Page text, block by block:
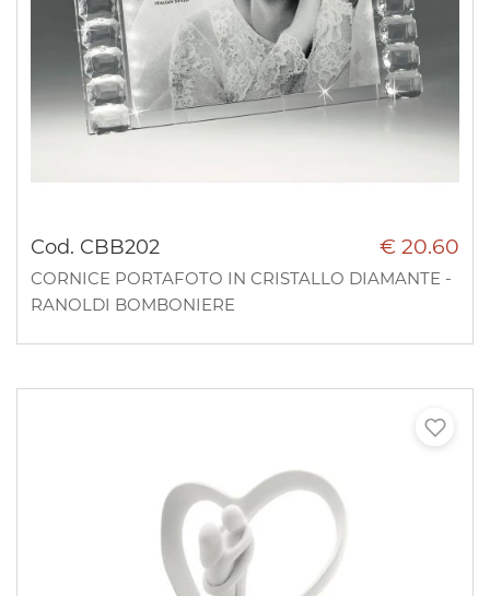
Cod. CBB202 € 20.60
CORNICE PORTAFOTO IN CRISTALLO DIAMANTE -
RANOLDI BOMBONIERE